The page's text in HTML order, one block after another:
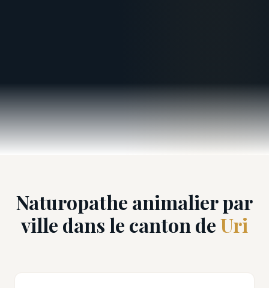
Naturopathe animalier par
ville dans le canton deUri